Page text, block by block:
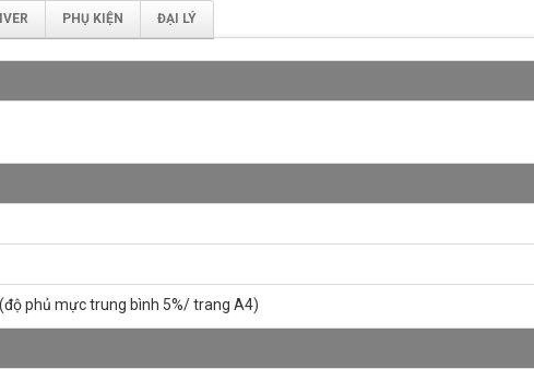
PHỤ KIỆN ĐẠI LÝ
phủ mực trung bình 5%/ trang A4)